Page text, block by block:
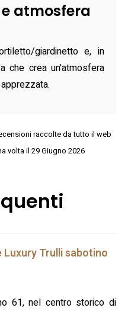
atmosfera
giardinetto e, in
che crea un'atmosfera
raccolte da tutto il web
volta il 29 Giugno 2026
Trulli sabotino
61, nel centro storico di